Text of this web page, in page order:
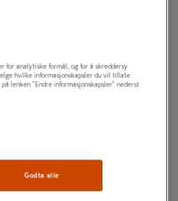
for analytiske formål, og for å skreddersy
hvilke informasjonskapsler du vil tillate
lenken "Endre informasjonskapsler" nederst
Godta alle